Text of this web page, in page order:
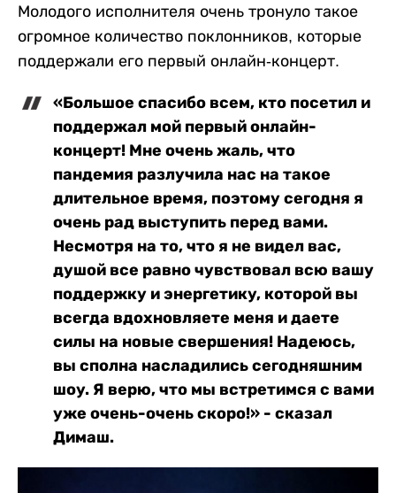
Молодого исполнителя очень тронуло такое
огромное количество поклонников, которые
поддержали его первый онлайн-концерт.
«Большое спасибо всем, кто посетил и
поддержал мой первый онлайн-
концерт! Мне очень жаль, что
пандемия разлучила нас на такое
длительное время, поэтому сегодня я
очень рад выступить перед вами.
Несмотря на то, что я не видел вас,
душой все равно чувствовал всю вашу
поддержку и энергетику, которой вы
всегда вдохновляете меня и даете
силы на новые свершения! Надеюсь,
вы сполна насладились сегодняшним
шоу. Я верю, что мы встретимся с вами
уже очень-очень скоро!» - сказал
Димаш.